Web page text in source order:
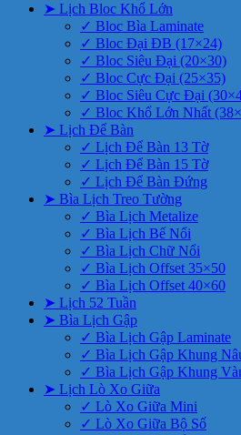
➤ Lịch Bloc Khổ Lớn
✓ Bloc Bìa Laminate
✓ Bloc Đại ĐB (17×24)
✓ Bloc Siêu Đại (20×30)
✓ Bloc Cực Đại (25×35)
✓ Bloc Siêu Cực Đại
✓ Bloc Khổ Lớn Nhất
➤ Lịch Để Bàn
✓ Lịch Để Bàn 13 Tờ
✓ Lịch Để Bàn 15 Tờ
✓ Lịch Để Bàn Đứng
➤ Bìa Lịch Treo Tường
✓ Bìa Lịch Metalize
✓ Bìa Lịch Bế Nổi
✓ Bìa Lịch Chữ Nổi
✓ Bìa Lịch Offset 35×50
✓ Bìa Lịch Offset 40×60
➤ Lịch 52 Tuần
➤ Bìa Lịch Gập
✓ Bìa Lịch Gập Laminate
✓ Bìa Lịch Gập Khung
✓ Bìa Lịch Gập Khung
➤ Lịch Lò Xo Giữa
✓ Lò Xo Giữa Mini
✓ Lò Xo Giữa Bộ Số